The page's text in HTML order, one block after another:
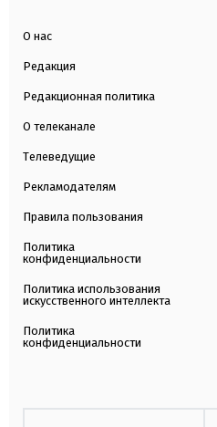
О нас
Редакция
Редакционная политика
О телеканале
Телеведущие
Рекламодателям
Правила пользования
Политика
конфиденциальности
Политика использования
искусственного интеллекта
Политика
конфиденциальности